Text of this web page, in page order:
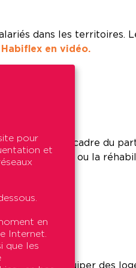
dans les territoires.
en vidéo.
dans le cadre du
la démolition ou la
consiste à équiper des
pour
et
en
Internet.
que les